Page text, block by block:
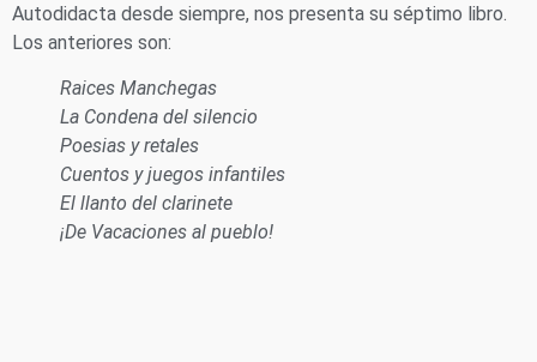
Autodidacta desde siempre, nos presenta su séptimo libro.
Los anteriores son:
Raices Manchegas
La Condena del silencio
Poesias y retales
Cuentos y juegos infantiles
El llanto del clarinete
¡De Vacaciones al pueblo!